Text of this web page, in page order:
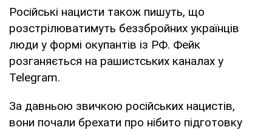
Російські нацисти також пишуть, що
розстрілюватимуть беззбройних українців
люди у формі окупантів із РФ. Фейк
розганяється на рашистських каналах у
Telegram.
За давньою звичкою російських нацистів,
вони почали брехати про нібито підготовку